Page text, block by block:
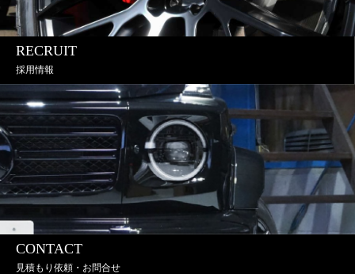
RECRUIT
採用情報
CONTACT
見積もり依頼・お問合せ